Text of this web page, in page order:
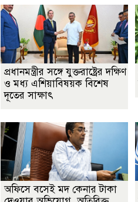
প্রধানমন্ত্রীর সঙ্গে যুক্তরাষ্ট্রের দক্ষিণ
ও মধ্য এশিয়াবিষয়ক বিশেষ
দূতের সাক্ষাৎ
অফিসে বসেই মদ কেনার টাকা